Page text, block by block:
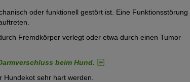
oder funktionell gestört ist. Eine Funktionsstörung
Fremdkörper verlegt oder etwa durch einen Tumor
beim Hund.
Hundekot sehr hart werden.